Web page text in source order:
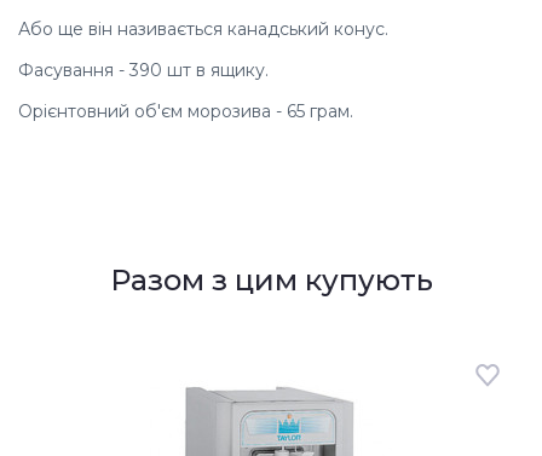
Або ще він називається канадський конус.
Фасування - 390 шт в ящику.
Орієнтовний об'єм морозива - 65 грам.
Разом з цим купують